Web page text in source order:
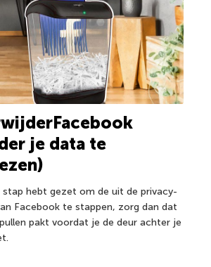
je data te
stap hebt gezet om de uit de privacy-
Facebook te stappen, zorg dan dat
pakt voordat je de deur achter je